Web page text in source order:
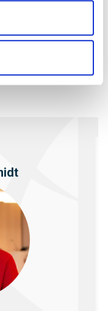
reflektion och
av året? Att
för hur vi ska nå
motivationen